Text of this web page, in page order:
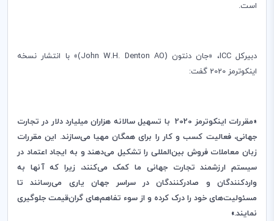
است.
دبیرکلICC، «جان دنتون (John W.H. Denton AO)» با انتشار نسخه
اینکوترمز 2020 گفت:
«مقررات اینکوترمز 2020
با تسهیل سالانه هزاران میلیارد دلار در تجارت
جهانی، فعالیت کسب و کار را برای همگان مهیا می‌سازند. این مقررات
زبان معاملات فروش بین‌المللی را تشکیل می‌دهند و به ایجاد اعتماد در
سیستم ارزشمند تجارت جهانی ما کمک می‌کنند، زیرا که آنها به
واردکنندگان و صادرکنندگان در سراسر جهان یاری می‌رسانند تا
مسئولیت‌های خود را درک کرده و از سوء تفاهم‌های گران‌قیمت جلوگیری
نمایند.»